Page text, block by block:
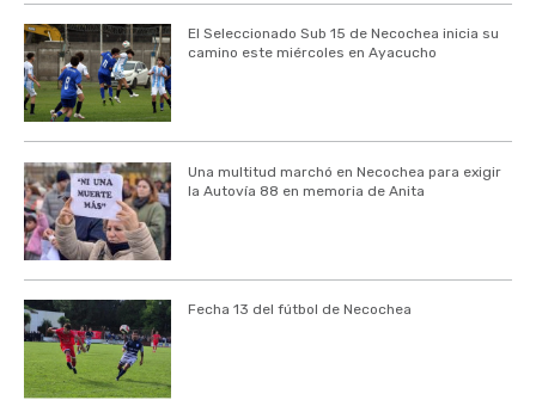
El Seleccionado Sub 15 de Necochea inicia su
camino este miércoles en Ayacucho
Una multitud marchó en Necochea para exigir
la Autovía 88 en memoria de Anita
Fecha 13 del fútbol de Necochea